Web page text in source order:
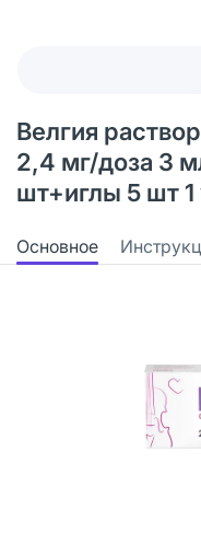
Велгия
2,4 мг/доза 3
шт+иглы 5 шт 1
Основное